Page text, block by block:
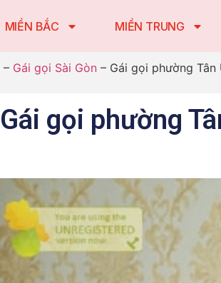
MIỀN BẮC MIỀN TRUNG
– Gái gọi Sài Gòn – Gái gọi phường
Gái gọi phường